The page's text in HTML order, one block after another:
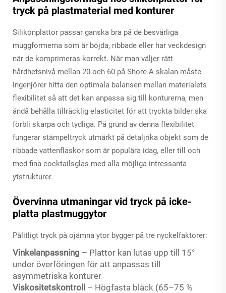
tryck på plastmaterial med konturer
Silikonplattor passar ganska bra på de besvärliga
muggformerna som är böjda, ribbade eller har veckdesign
när de komprimeras korrekt. När man väljer rätt
hårdhetsnivå mellan 20 och 60 på Shore A-skalan måste
ingenjörer hitta den optimala balansen mellan materialets
flexibilitet så att det kan anpassa sig till konturerna, men
ändå behålla tillräcklig elasticitet för att tryckta bilder ska
förbli skarpa och tydliga. På grund av denna flexibilitet
fungerar stämpeltryck utmärkt på detaljrika objekt som de
ribbade vattenflaskor som är populära idag, eller till och
med fina cocktailsglas med alla möjliga intressanta
ytstrukturer.
Övervinna utmaningar vid tryck på icke-
platta plastmuggytor
Pålitligt tryck på ojämna ytor bygger på tre nyckelfaktorer:
Vinkelanpassning – Plattor kan lutas upp till 15°
under överföringen för att anpassas till
asymmetriska konturer
Viskositetskontroll – Högfasta bläck (65–75 %